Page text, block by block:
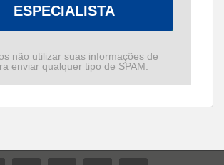
ESPECIALISTA
não utilizar suas informações de
enviar qualquer tipo de SPAM.